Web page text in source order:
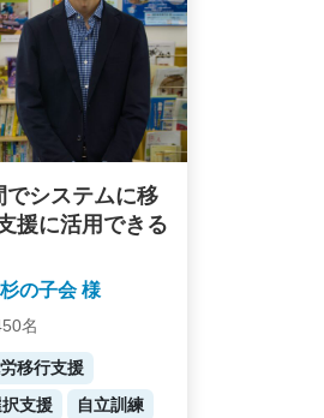
システムに移
援に活用できる
の子会 様
名
移行支援
支援 自立訓練